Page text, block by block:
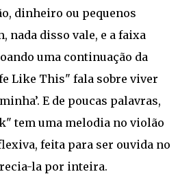
dinheiro ou pequenos
nada disso vale, e a faixa
uma continuação da
Like This" fala sobre viver
E de poucas palavras,
tem uma melodia no violão
feita para ser ouvida no
la por inteira.